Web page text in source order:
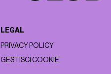
LEGAL
PRIVACY POLICY
GESTISCI COOKIE